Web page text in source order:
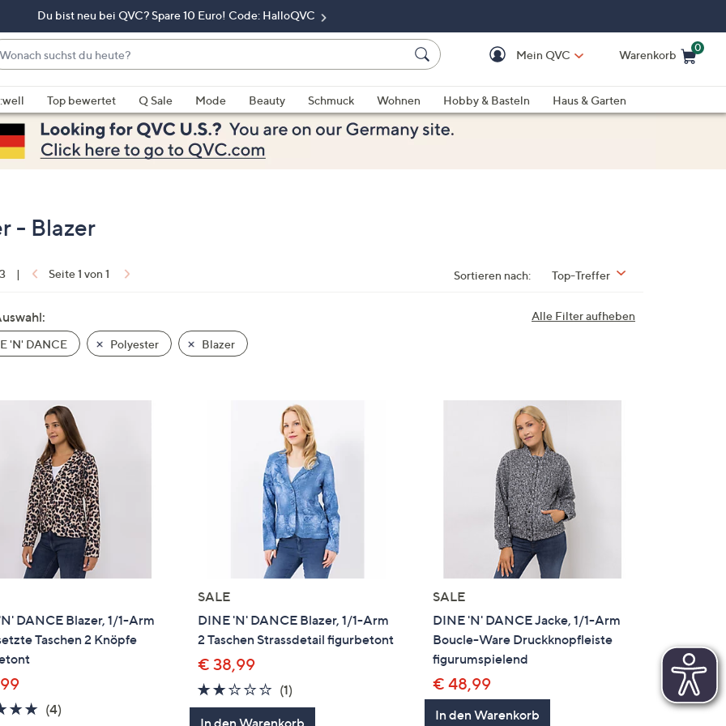
Du bist neu bei QVC? Spare 10 Euro! Code: HalloQVC
Mein QVC Warenkorb
0
Top bewertet Q Sale Mode Beauty Schmuck Wohnen Hobby & Basteln
Haus & Garten
- Blazer
| Seite 1 von 1 Sortieren nach: Top-Treffer
Alle Filter aufheben
'N' DANCE Polyester Blazer
DANCE Blazer, 1/1-Arm
Taschen 2 Knöpfe
4.8
(4)4
SALE
DINE 'N' DANCE Blazer, 1/1-Arm
2 Taschen Strassdetail figurbetont
€ 38,99
2.0
von
(1)
Bewertungen
In den Warenkorb
SALE
DINE 'N' DANCE Jacke, 1/1-Arm
Boucle-Ware Druckknopfleiste
figurumspielend
€ 48,99
In den Warenkorb